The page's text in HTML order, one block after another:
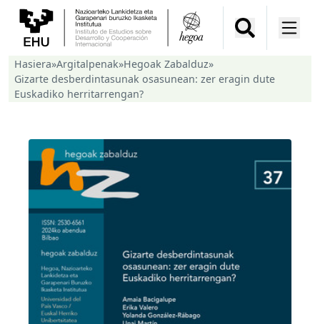
Hasiera»Argitalpenak»Hegoak Zabalduz»
Gizarte desberdintasunak osasunean: zer eragin dute
Euskadiko herritarrengan?